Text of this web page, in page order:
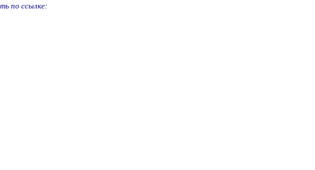
по ссылке: